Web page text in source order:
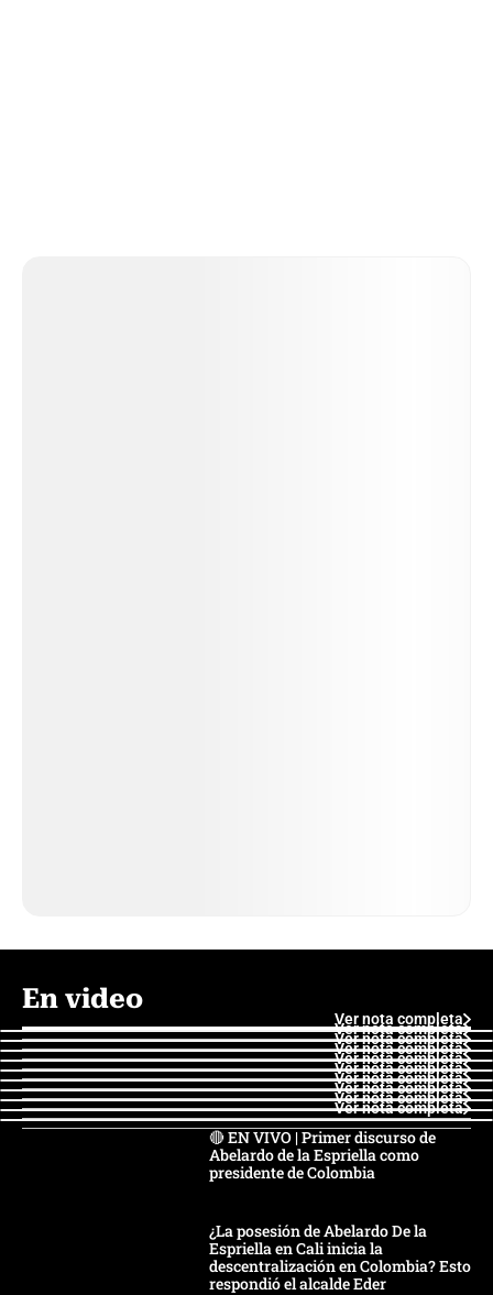
En video
Ver nota completa
Ver nota completa
Ver nota completa
Ver nota completa
Ver nota completa
Ver nota completa
Ver nota completa
Ver nota completa
Ver nota completa
Ver nota completa
🔴 EN VIVO | Primer discurso de
Abelardo de la Espriella como
presidente de Colombia
¿La posesión de Abelardo De la
Espriella en Cali inicia la
descentralización en Colombia? Esto
respondió el alcalde Eder